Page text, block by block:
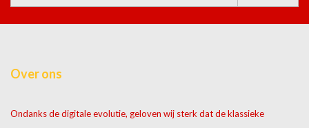
Over ons
Ondanks de digitale evolutie, geloven wij sterk dat de klassieke